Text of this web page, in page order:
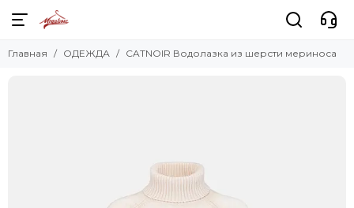
Главная ОДЕЖДА CATNOIR Водолазка из шерсти мериноса